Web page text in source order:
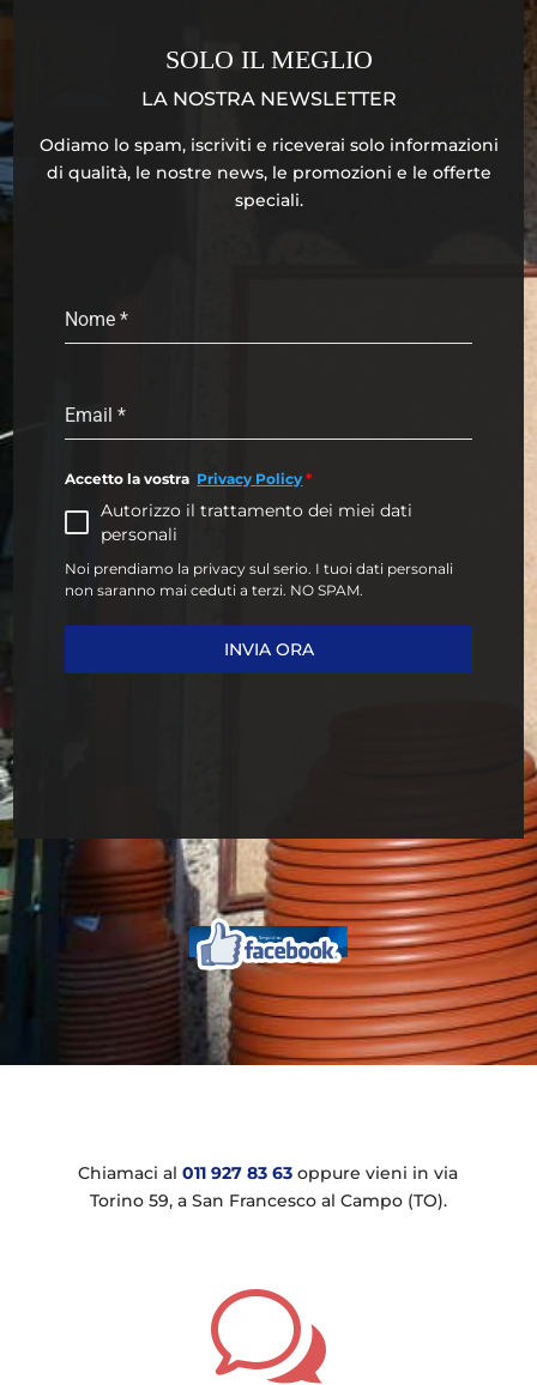
SOLO IL MEGLIO
LA NOSTRA NEWSLETTER
Odiamo lo spam, iscriviti e riceverai solo informazioni
di qualità, le nostre news, le promozioni e le offerte
speciali.
Nome*
Email*
Accetto la vostra Privacy Policy *
Autorizzo il trattamento dei miei dati
personali
Noi prendiamo la privacy sul serio. I tuoi dati personali
non saranno mai ceduti a terzi. NO SPAM.
INVIA ORA
Chiamaci al011 927 83 63 oppure vieni in via
Torino 59, a San Francesco al Campo (TO).
w